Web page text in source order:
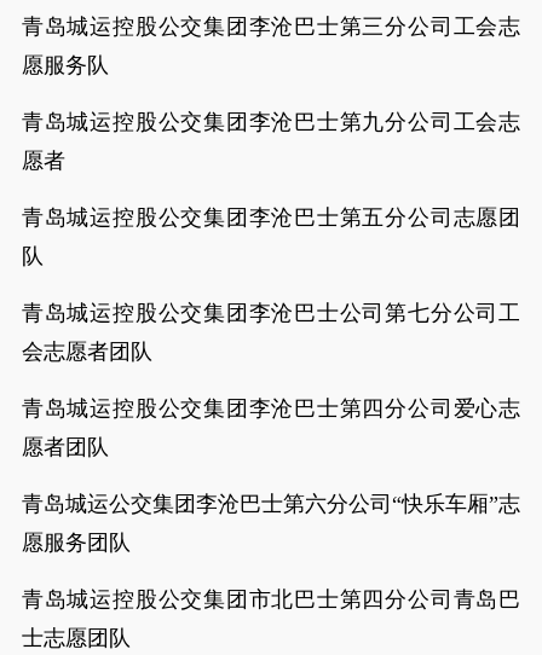
青岛城运控股公交集团李沧巴士第三分公司工会志
愿服务队
青岛城运控股公交集团李沧巴士第九分公司工会志
愿者
青岛城运控股公交集团李沧巴士第五分公司志愿团
队
青岛城运控股公交集团李沧巴士公司第七分公司工
会志愿者团队
青岛城运控股公交集团李沧巴士第四分公司爱心志
愿者团队
青岛城运公交集团李沧巴士第六分公司“快乐车厢”志
愿服务团队
青岛城运控股公交集团市北巴士第四分公司青岛巴
士志愿团队